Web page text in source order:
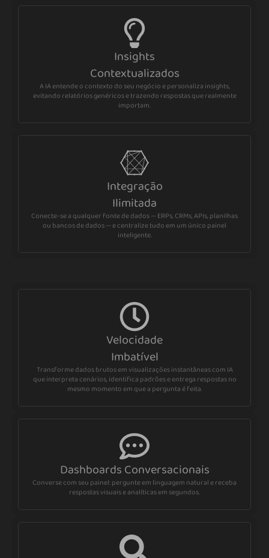
Insights
Contextualizados
A IA entende o contexto do seu negócio e personaliza insights,
evitando relatórios genéricos e trazendo respostas que realmente
importam.
Integração
Ilimitada
Conecte-se a qualquer fonte de dados — ERPs, CRMs, APIs, planilhas
ou bancos de dados — e centralize tudo em um único painel
inteligente.
Velocidade
Imbatível
Transforme dados brutos em visualizações instantâneas com IA
que interpreta cenários, identifica padrões e entrega respostas no
mesmo momento em que a pergunta é feita.
Dashboards Conversacionais
Converse com seu painel: pergunte em linguagem natural e receba
respostas visuais e analíticas em segundos.